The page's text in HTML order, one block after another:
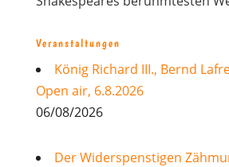
Veranstaltungen
König Richard III., Bernd
Open air, 6.8.2026
06/08/2026
Der Widerspenstigen